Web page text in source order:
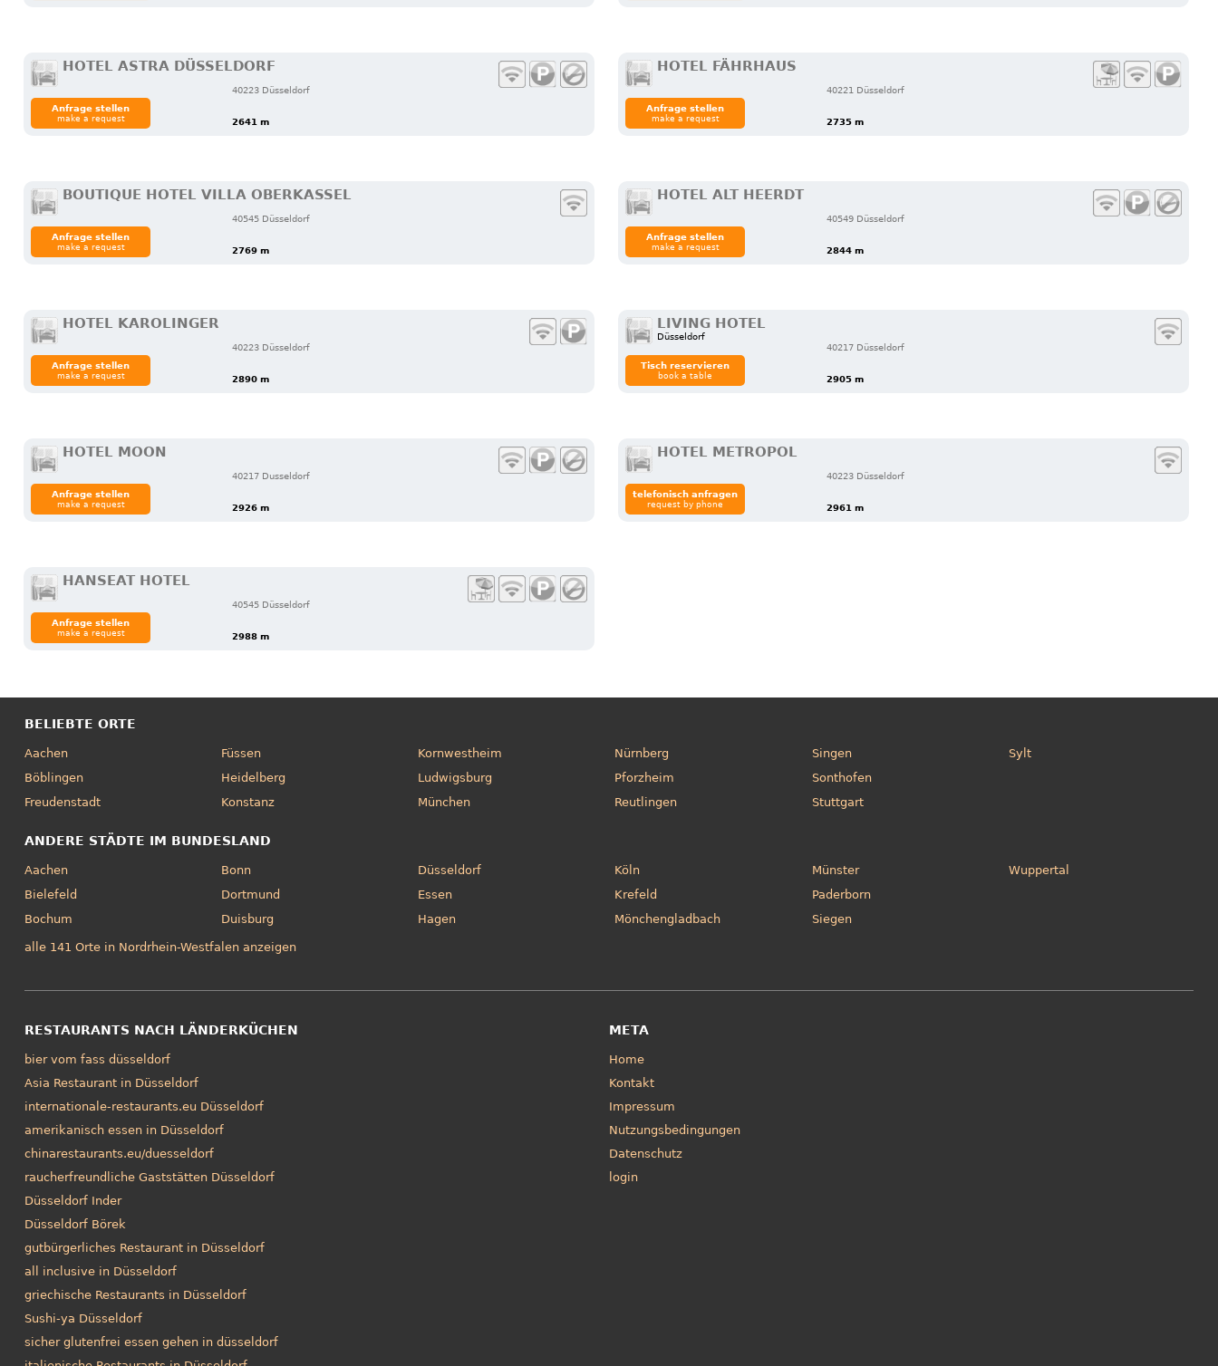
HOTEL ASTRA DÜSSELDORF
40223 Düsseldorf
2641 m
Anfrage stellen
make a request
HOTEL FÄHRHAUS
40221 Düsseldorf
2735 m
Anfrage stellen
make a request
BOUTIQUE HOTEL VILLA OBERKASSEL
40545 Düsseldorf
2769 m
Anfrage stellen
make a request
HOTEL ALT HEERDT
40549 Düsseldorf
2844 m
Anfrage stellen
make a request
HOTEL KAROLINGER
40223 Düsseldorf
2890 m
Anfrage stellen
make a request
LIVING HOTEL
Düsseldorf
40217 Düsseldorf
2905 m
Tisch reservieren
book a table
HOTEL MOON
40217 Dusseldorf
2926 m
Anfrage stellen
make a request
HOTEL METROPOL
40223 Düsseldorf
2961 m
telefonisch anfragen
request by phone
HANSEAT HOTEL
40545 Düsseldorf
2988 m
Anfrage stellen
make a request
BELIEBTE ORTE
Aachen
Böblingen
Freudenstadt
Füssen
Heidelberg
Konstanz
Kornwestheim
Ludwigsburg
München
Nürnberg
Pforzheim
Reutlingen
Singen
Sonthofen
Stuttgart
Sylt
ANDERE STÄDTE IM BUNDESLAND
Aachen
Bielefeld
Bochum
Bonn
Dortmund
Duisburg
Düsseldorf
Essen
Hagen
Köln
Krefeld
Mönchengladbach
Münster
Paderborn
Siegen
Wuppertal
alle 141 Orte in Nordrhein-Westfalen anzeigen
RESTAURANTS NACH LÄNDERKÜCHEN
bier vom fass düsseldorf
Asia Restaurant in Düsseldorf
internationale-restaurants.eu Düsseldorf
amerikanisch essen in Düsseldorf
chinarestaurants.eu/duesseldorf
raucherfreundliche Gaststätten Düsseldorf
Düsseldorf Inder
Düsseldorf Börek
gutbürgerliches Restaurant in Düsseldorf
all inclusive in Düsseldorf
griechische Restaurants in Düsseldorf
Sushi-ya Düsseldorf
sicher glutenfrei essen gehen in düsseldorf
META
Home
Kontakt
Impressum
Nutzungsbedingungen
Datenschutz
login